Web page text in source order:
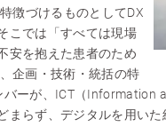
徴づけるものとしてDX
こでは「すべては現場
安を抱えた患者のため
企画・技術・統括の特
バーが、ICT（Information
まらず、デジタルを用い